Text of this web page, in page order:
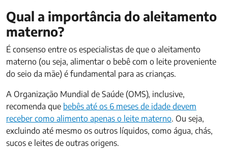
Qual a importância do aleitamento
materno?
É consenso entre os especialistas de que o aleitamento
materno (ou seja, alimentar o bebê com o leite proveniente
do seio da mãe) é fundamental para as crianças.
A Organização Mundial de Saúde (OMS), inclusive,
recomenda que bebês até os 6 meses de idade devem
receber como alimento apenas o leite materno. Ou seja,
excluindo até mesmo os outros líquidos, como água, chás,
sucos e leites de outras origens.